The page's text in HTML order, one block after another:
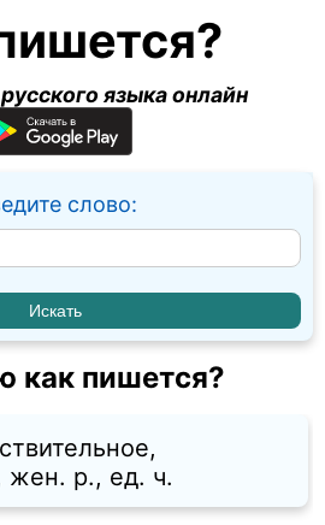
языка онлайн
слово:
как пишется?
жен. p., ед. ч.